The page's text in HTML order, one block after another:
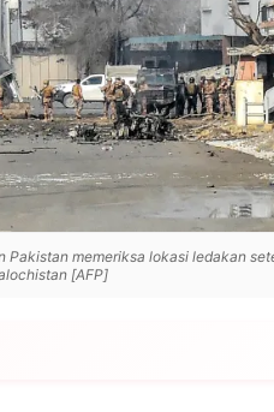
Pakistan memeriksa lokasi ledakan
[AFP]